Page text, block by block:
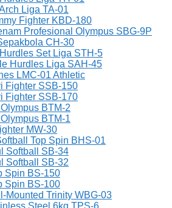
Liga TA-01
Fighter KBD-180
Profesional Olympus SBG-9P
CH-30
Set Liga STH-5
Hurdles Liga SAH-45
LMC-01 Athletic
Fighter SSB-150
Fighter SSB-170
BTM-2
BTM-1
MW-30
Top Spin BHS-01
Softball SB-34
Softball SB-32
Spin BS-150
Spin BS-100
Mounted Trinity WBG-03
Steel 6kg TPS-6